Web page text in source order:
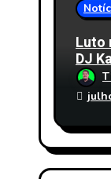
Luto
DJ
anos